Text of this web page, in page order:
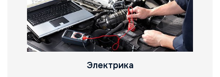
Электрика